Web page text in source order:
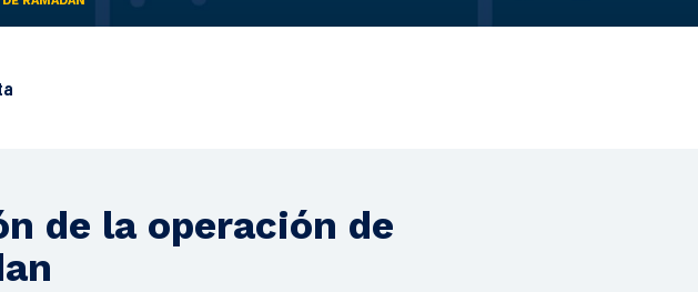
de la operación de